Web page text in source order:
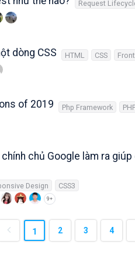
Request
dòng CSS HTML CSS
of 2019 Php Framework
chủ Google làm ra
Design CSS3
9+
1 2 3 4